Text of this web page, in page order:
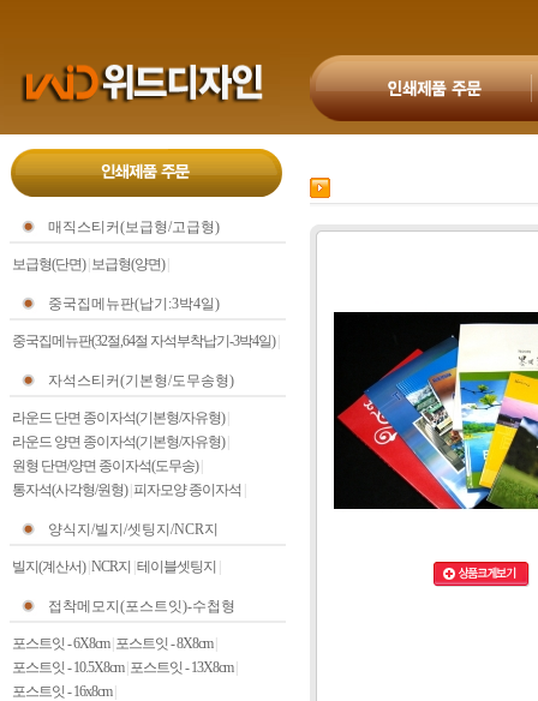
매직스티커(보급형/고급형)
보급형(단면)| 보급형(양면)|
중국집메뉴판(납기:3박4일)
중국집메뉴판(32절,64절 자석부착납기-3박4일)|
자석스티커(기본형/도무송형)
라운드 단면 종이자석(기본형/자유형)|
라운드 양면 종이자석(기본형/자유형)|
원형 단면/양면 종이자석(도무송)|
통자석(사각형/원형)| 피자모양 종이자석
양식지/빌지/셋팅지/NCR지
빌지(계산서)| NCR지 테이블셋팅지
접착메모지(포스트잇)-수첩형
포스트잇 - 6X8cm| 포스트잇 - 8X8cm|
포스트잇 - 10.5X8cm| 포스트잇 - 13X8cm|
포스트잇 - 16x8cm|